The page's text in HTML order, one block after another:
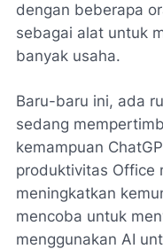
dengan beberapa
sebagai alat untuk
banyak usaha.
Baru-baru ini, ada
sedang
kemampuan
produktivitas Office
meningkatkan
mencoba untuk
menggunakan AI